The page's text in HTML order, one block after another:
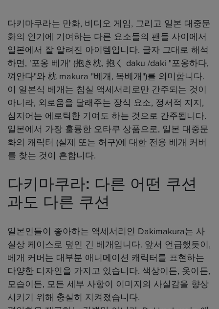
다키마쿠라는 만화, 비디오 게임, 그리고 일본 대중문
화의 인기에 기여하는 다른 요소들의 팬들 사이에서
일본에서 잘 알려진 아이템입니다. 글자 그대로 해석
하면, '포옹 베개' (抱き枕, 抱く daku /daki "포옹하다,
껴안다"와 枕 makura "베개, 목베개")를 의미합니다.
이 일본식 베개는 침실 액세서리로만 간주되는 것이
아니라, 외로움을 달래주는 장식 요소, 정서적 지지,
심지어는 에로틱한 기여도 하는 것으로 간주됩니다.
일본에서 가장 훌륭한 오타쿠 상품으로, 일본 대중문
화의 캐릭터 (실제 또는 허구)에 대한 전용 베개 커버
를 찾는 것이 흔합니다.
다키마쿠라: 다른 어떤 쿠션
과도 다른 쿠션
일본인들이 좋아하는 액세서리인 Dakimakura는 사
실상 케이스로 덮인 긴 베개입니다. 앞서 언급했듯이,
베개 커버는 대부분 애니메이션 캐릭터를 표현하는
다양한 디자인을 가지고 있습니다. 색상이든, 옷이든,
모습이든, 모든 세부 사항이 이미지의 사실감을 향상
시키기 위해 충실히 지켜졌습니다.